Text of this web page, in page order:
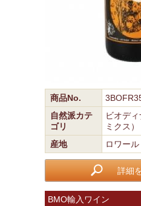
商品No.
自然派カテ
ゴリ
ビオデ
ミクス）
産地
ロワー
詳細
BMO輸入ワイン